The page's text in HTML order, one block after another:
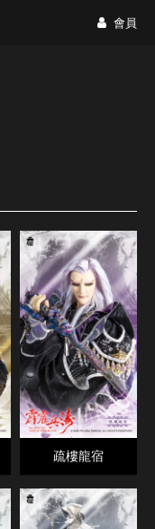
會員
疏樓龍宿